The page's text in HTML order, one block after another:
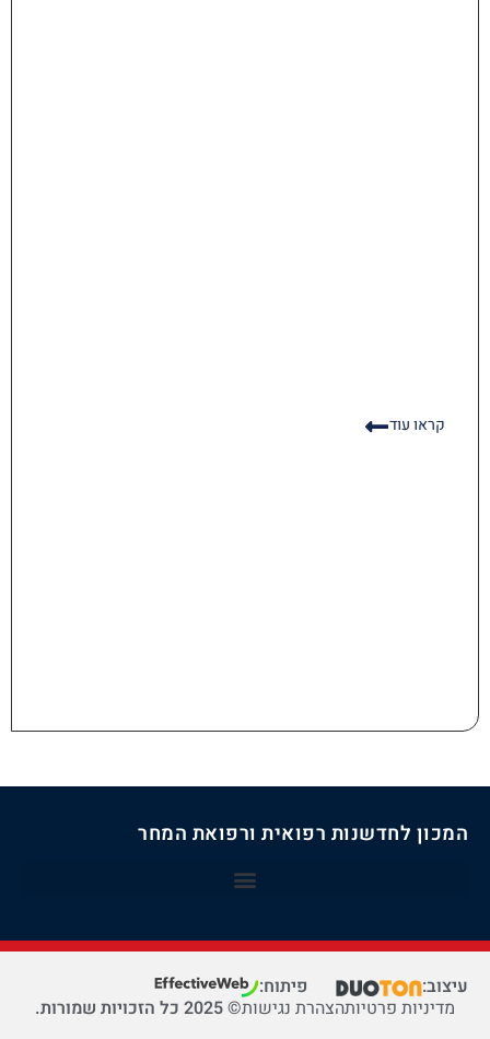
קראו עוד
המכון לחדשנות רפואית ורפואת המחר
עיצוב:
פיתוח:
מדיניות פרטיותהצהרת נגישות© 2025 כל הזכויות שמורות.